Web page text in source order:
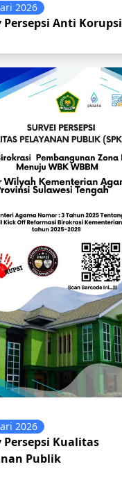
2026
Persepsi Anti Korupsi
2026
Persepsi Kualitas
Publik